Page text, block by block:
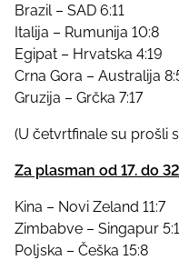
Brazil – SAD 6:11
Italija – Rumunija 10:8
Egipat – Hrvatska 4:19
Crna Gora – Australija
Gruzija – Grčka 7:17
(U četvrtfinale su prošli
Za plasman od 17. do
Kina – Novi Zeland 11:7
Zimbabve – Singapur
Poljska – Češka 15:8